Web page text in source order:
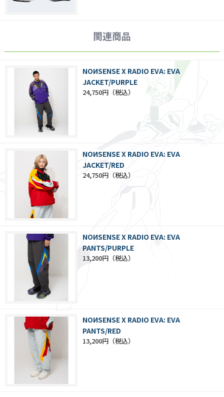
関連商品
NOИSENSE X RADIO EVA: EVA
JACKET/PURPLE
24,750円
NOИSENSE X RADIO EVA: EVA
JACKET/RED
24,750円
NOИSENSE X RADIO EVA: EVA
PANTS/PURPLE
13,200円
NOИSENSE X RADIO EVA: EVA
PANTS/RED
13,200円